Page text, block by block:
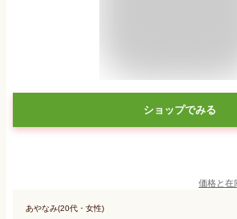
ショップでみる
価格と在
あやなみ(20代・女性)